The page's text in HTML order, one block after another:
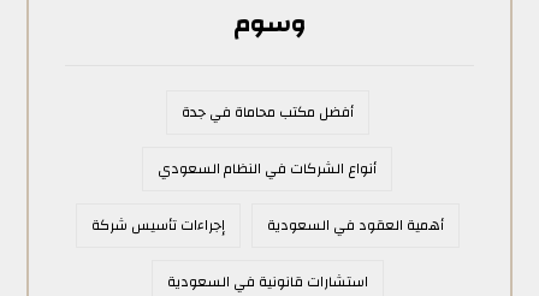
وسوم
أفضل مكتب محاماة في جدة
أنواع الشركات في النظام السعودي
أهمية العقود في السعودية إجراءات تأسيس شركة
استشارات قانونية في السعودية